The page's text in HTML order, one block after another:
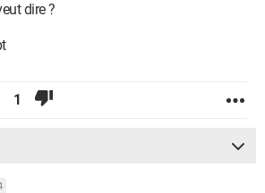
dire ?
1